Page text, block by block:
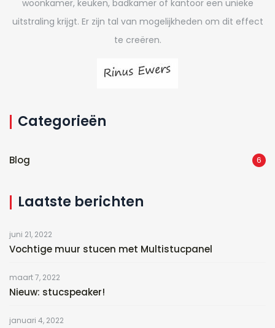
woonkamer, keuken, badkamer of kantoor een unieke
uitstraling krijgt. Er zijn tal van mogelijkheden om dit effect
te creëren.
Categorieën
Blog 6
Laatste berichten
juni 21, 2022
Vochtige muur stucen met Multistucpanel
maart 7, 2022
Nieuw: stucspeaker!
januari 4, 2022